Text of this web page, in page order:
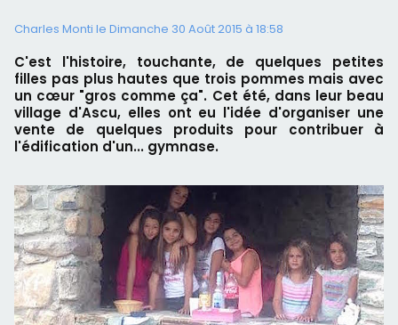
Charles Monti le Dimanche 30 Août 2015 à 18:58
C'est l'histoire, touchante, de quelques petites
filles pas plus hautes que trois pommes mais avec
un cœur "gros comme ça". Cet été, dans leur beau
village d'Ascu, elles ont eu l'idée d'organiser une
vente de quelques produits pour contribuer à
l'édification d'un... gymnase.